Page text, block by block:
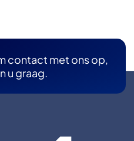
contact met ons op,
u graag.